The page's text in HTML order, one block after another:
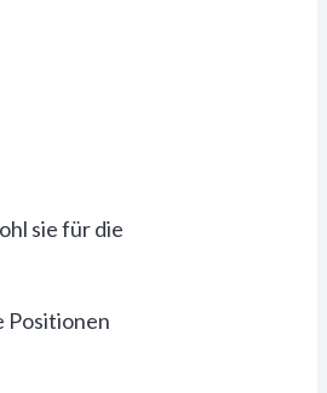
sie für die
Positionen